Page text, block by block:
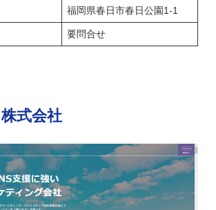
福岡県春⽇市春⽇公園1-1
要問合せ
式会社